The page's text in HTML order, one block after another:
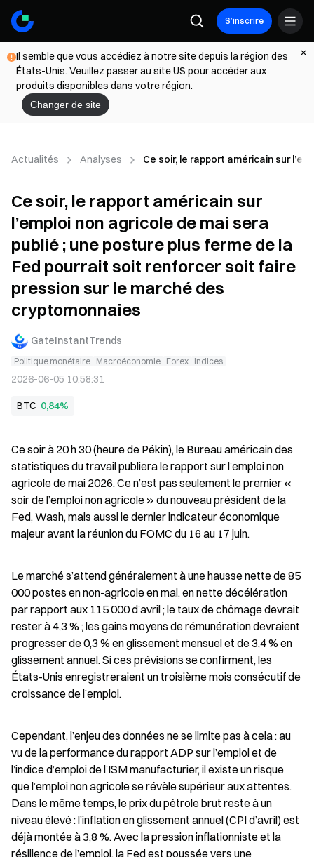
S’inscrire
Il semble que vous accédiez à notre site depuis la région des
États-Unis. Veuillez passer au site US pour accéder aux
produits disponibles dans votre région.
Changer de site
Actualités Analyses Ce soir, le rapport américain sur
Ce soir, le rapport américain sur
l’emploi non agricole de mai sera
publié ; une posture plus ferme de la
Fed pourrait soit renforcer soit faire
pression sur le marché des
cryptomonnaies
GateInstantTrends
Politique monétaire Macroéconomie Forex Indices
2026-06-05 10:58:31
BTC 0,84%
Ce soir à 20 h 30 (heure de Pékin), le Bureau américain des
statistiques du travail publiera le rapport sur l’emploi non
agricole de mai 2026. Ce n’est pas seulement le premier «
soir de l’emploi non agricole » du nouveau président de la
Fed, Wash, mais aussi le dernier indicateur économique
majeur avant la réunion du FOMC du 16 au 17 juin.
Le marché s’attend généralement à une hausse nette de 85
000 postes en non-agricole en mai, en nette décélération
par rapport aux 115 000 d’avril ; le taux de chômage devrait
rester à 4,3 % ; les gains moyens de rémunération devraient
progresser de 0,3 % en glissement mensuel et de 3,4 % en
glissement annuel. Si ces prévisions se confirment, les
États-Unis enregistreraient un troisième mois consécutif de
croissance de l’emploi.
Cependant, l’enjeu des données ne se limite pas à cela : au
vu de la performance du rapport ADP sur l’emploi et de
l’indice d’emploi de l’ISM manufacturier, il existe un risque
que l’emploi non agricole se révèle supérieur aux attentes.
Dans le même temps, le prix du pétrole brut reste à un
niveau élevé : l’inflation en glissement annuel (CPI d’avril) est
déjà montée à 3,8 %. Avec la pression inflationniste et la
résilience de l’emploi, la Fed est poussée vers une